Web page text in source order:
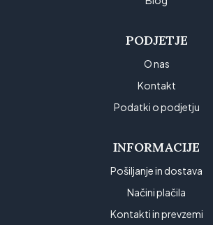
PODJETJE
O nas
Kontakt
Podatki o podjetju
INFORMACIJE
Pošiljanje in dostava
Načini plačila
Kontakti in prevzemi